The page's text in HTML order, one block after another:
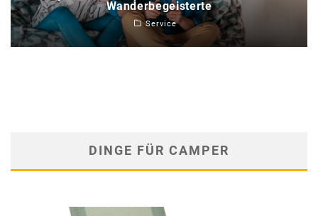
Wanderbegeisterte
Service
DINGE FÜR CAMPER